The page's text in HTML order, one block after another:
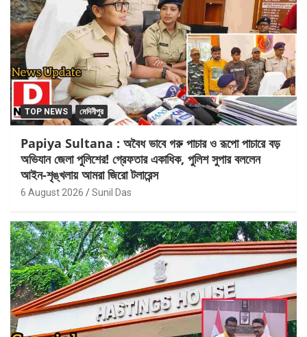
TOP NEWS মেদিনীপুর
Papiya Sultana : অবৈধ ভাবে গরু পাচার ও রূপো পাচারে বড়
অভিযান জেলা পুলিশের! গ্রেফতার একাধিক, পুলিশ সুপার বললেন
আইন-শৃঙ্খলায় আমরা জিরো টলারেন্স
6 August 2026 Sunil Das